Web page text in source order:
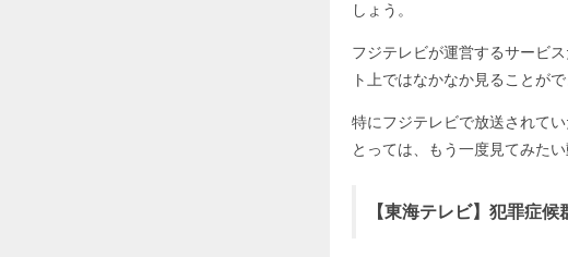
しょう。
フジテレビが運営するサービ
ト上ではなかなか見ることが
特にフジテレビで放送されて
とっては、もう一度見てみた
【東海テレビ】犯罪症